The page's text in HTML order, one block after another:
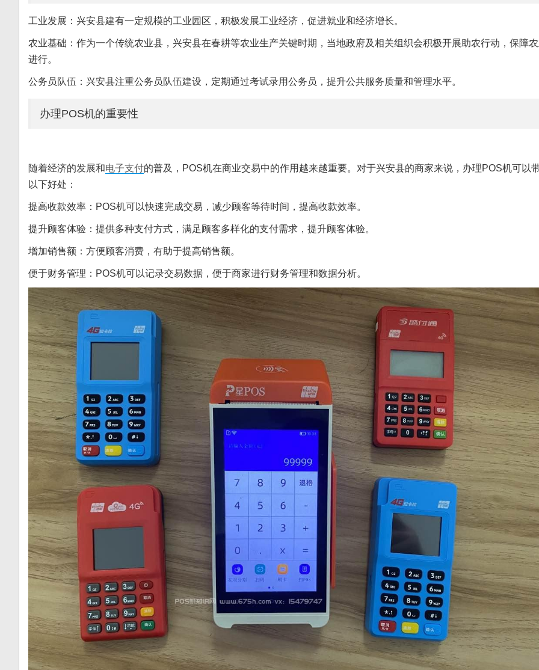
工业发展：兴安县建有一定规模的工业园区，积极发展工业经济，促进就业和经济增长。
农业基础：作为一个传统农业县，兴安县在春耕等农业生产关键时期，当地政府及相关组织会积极开展助农行动，保障
进行。
公务员队伍：兴安县注重公务员队伍建设，定期通过考试录用公务员，提升公共服务质量和管理水平。
办理POS机的重要性
随着经济的发展和电子支付的普及，POS机在商业交易中的作用越来越重要。对于兴安县的商家来说，办理POS机可以
以下好处：
提高收款效率：POS机可以快速完成交易，减少顾客等待时间，提高收款效率。
提升顾客体验：提供多种支付方式，满足顾客多样化的支付需求，提升顾客体验。
增加销售额：方便顾客消费，有助于提高销售额。
便于财务管理：POS机可以记录交易数据，便于商家进行财务管理和数据分析。